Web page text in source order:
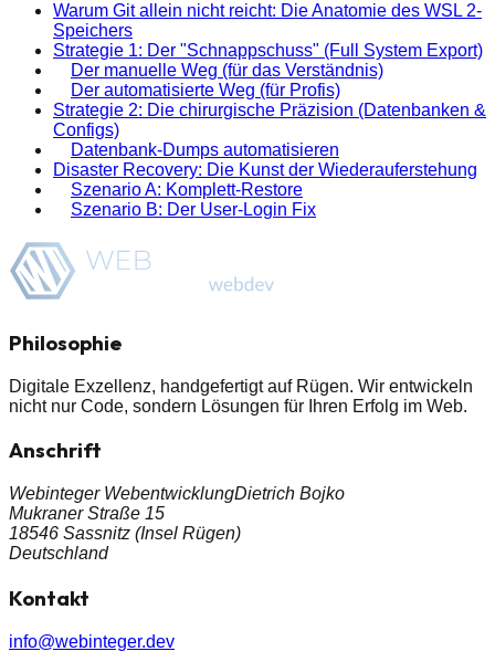
Warum Git allein nicht reicht: Die Anatomie des WSL 2-
Speichers
Strategie 1: Der "Schnappschuss" (Full System Export)
Der manuelle Weg (für das Verständnis)
Der automatisierte Weg (für Profis)
Strategie 2: Die chirurgische Präzision (Datenbanken &
Configs)
Datenbank-Dumps automatisieren
Disaster Recovery: Die Kunst der Wiederauferstehung
Szenario A: Komplett-Restore
Szenario B: Der User-Login Fix
Philosophie
Digitale Exzellenz, handgefertigt auf Rügen. Wir entwickeln
nicht nur Code, sondern Lösungen für Ihren Erfolg im Web.
Anschrift
Webinteger WebentwicklungDietrich Bojko
Mukraner Straße 15
18546 Sassnitz (Insel Rügen)
Deutschland
Kontakt
info@webinteger.dev